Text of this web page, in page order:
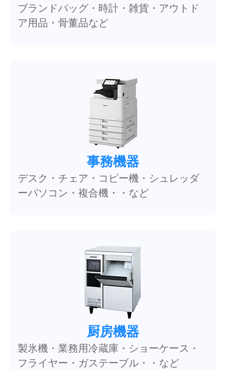
ブランドバッグ・時計・雑貨・アウトド
ア用品・骨董品など
事務機器
デスク・チェア・コピー機・シュレッダ
ーパソコン・複合機・・など
厨房機器
製氷機・業務用冷蔵庫・ショーケース・
フライヤー・ガステーブル・・など